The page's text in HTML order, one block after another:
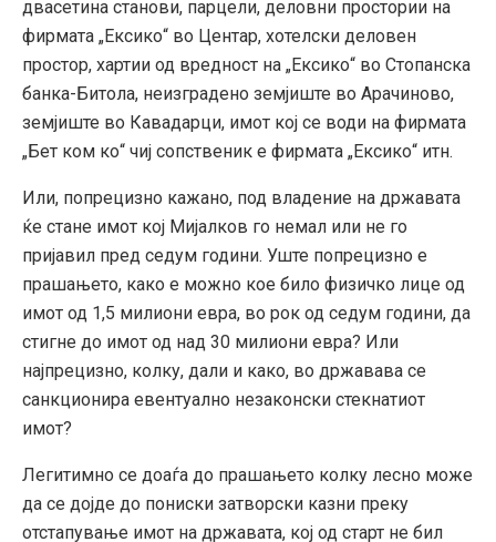
двасетина станови, парцели, деловни простории на
фирмата „Ексико“ во Центар, хотелски деловен
простор, хартии од вредност на „Ексико“ во Стопанска
банка-Битола, неизградено земјиште во Арачиново,
земјиште во Кавадарци, имот кој се води на фирмата
„Бет ком ко“ чиј сопственик е фирмата „Ексико“ итн.
Или, попрецизно кажано, под владение на државата
ќе стане имот кој Мијалков го немал или не го
пријавил пред седум години. Уште попрецизно е
прашањето, како е можно кое било физичко лице од
имот од 1,5 милиони евра, во рок од седум години, да
стигне до имот од над 30 милиони евра? Или
најпрецизно, колку, дали и како, во државава се
санкционира евентуално незаконски стекнатиот
имот?
Легитимно се доаѓа до прашањето колку лесно може
да се дојде до пониски затворски казни преку
отстапување имот на државата, кој од старт не бил